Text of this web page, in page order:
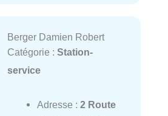
Berger Damien Robert
Catégorie : Station-
service
Adresse : 2 Route